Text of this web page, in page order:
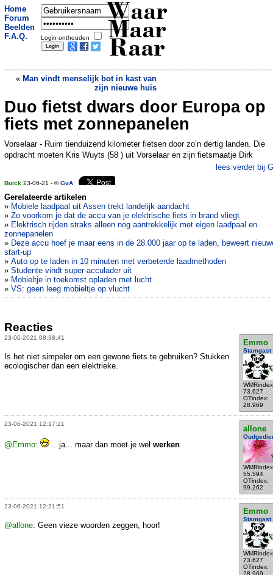
Home
Forum
Beelden
F.A.Q.
Login onthouden
Waar
Maar
Raar
« Man vindt menselijk bot in kast van
zijn nieuwe huis
Gecremeerde kat keert terug naar huis:
We dachten dat hij dood was»
Duo fietst dwars door Europa op
fiets met zonnepanelen
Vorselaar - Ruim tienduizend kilometer fietsen door zo’n dertig landen. Die
opdracht moeten Kris Wuyts (58 ) uit Vorselaar en zijn fietsmaatje Dirk
lees verder bij
Buick 23-06-21 - ©GvA
Gerelateerde artikelen
» Mobiele laadpaal uit Assen trekt landelijk aandacht
» Zo voorkom je dat de accu van je elektrische fiets in brand vliegt
» Elektrisch rijden straks alleen nog aantrekkelijk met eigen laadpaal en
zonnepanelen
» Deze accu hoef je maar eens in de 28.000 jaar op te laden, beweert
start-up
» Auto op te laden in 10 minuten met verbeterde laadmethoden
» Studente vindt super-acculader uit
» Mobieltje in toekomst opladen met lucht
» VS: geen leeg mobieltje op vlucht
Reacties
23-06-2021 08:38:41
Emmo
Stamgast
73.627
OTindex:
28.969
Is het niet simpeler om een gewone fiets te gebruiken? Stukken
ecologischer dan een elektrieke.
23-06-2021 12:17:21
allone
55.594
OTindex:
99.262
@Emmo: .. ja... maar dan moet je wel werken
23-06-2021 12:21:51
Emmo
Stamgast
73.627
OTindex:
28.969
@allone: Geen vieze woorden zeggen, hoor!